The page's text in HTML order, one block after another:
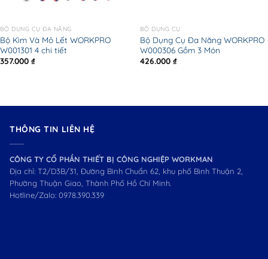
BỘ DỤNG CỤ ĐA NĂNG
Bộ Kìm Và Mỏ Lết WORKPRO
W001301 4 chi tiết
357.000 ₫
BỘ DỤNG CỤ
Bộ Dụng Cụ Đa Năng WORKPRO
W000306 Gồm 3 Món
426.000 ₫
THÔNG TIN LIÊN HỆ
CÔNG TY CỔ PHẦN THIẾT BỊ CÔNG NGHIỆP WORKMAN
Địa chỉ: T2/D3B/31, Đường Bình Chuẩn 62, khu phố Bình Thuận 2,
Phường Thuận Giao, Thành Phố Hồ Chí Minh.
Hotline/Zalo: 0978.390.339